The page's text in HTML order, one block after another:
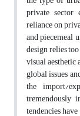
private sector
reliance on
and piecemeal
design relies
visual
global issues
the import/
tremendously
tendencies